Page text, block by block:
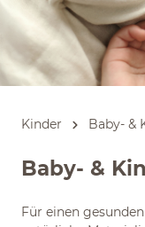
Kinder Baby- &
Baby- &
Für einen